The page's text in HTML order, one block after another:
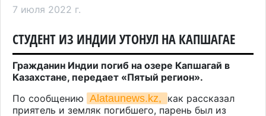
7 июля 2022 г.
СТУДЕНТ ИЗ ИНДИИ УТОНУЛ НА КАПШАГАЕ
Гражданин Индии погиб на озере Капшагай в
Казахстане, передает «Пятый регион».
По сообщению Alataunews.kz, как рассказал
приятель и земляк погибшего, парень был из